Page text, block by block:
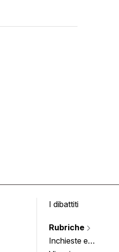
I dibattiti
Rubriche
Inchieste e